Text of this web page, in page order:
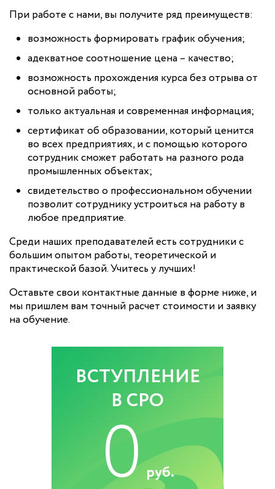
При работе с нами, вы получите ряд преимуществ:
возможность формировать график обучения;
адекватное соотношение цена – качество;
возможность прохождения курса без отрыва от
основной работы;
только актуальная и современная информация;
сертификат об образовании, который ценится
во всех предприятиях, и с помощью которого
сотрудник сможет работать на разного рода
промышленных объектах;
свидетельство о профессиональном обучении
позволит сотруднику устроиться на работу в
любое предприятие.
Среди наших преподавателей есть сотрудники с
большим опытом работы, теоретической и
практической базой. Учитесь у лучших!
Оставьте свои контактные данные в форме ниже, и
мы пришлем вам точный расчет стоимости и заявку
на обучение.
ВСТУПЛЕНИЕ
В СРО
0 руб.